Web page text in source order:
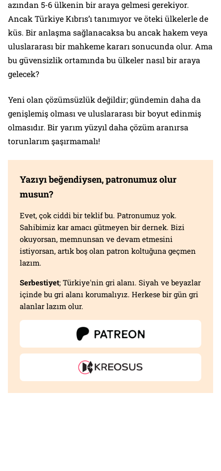
azından 5-6 ülkenin bir araya gelmesi gerekiyor.
Ancak Türkiye Kıbrıs’ı tanımıyor ve öteki ülkelerle de
küs. Bir anlaşma sağlanacaksa bu ancak hakem veya
uluslararası bir mahkeme kararı sonucunda olur. Ama
bu güvensizlik ortamında bu ülkeler nasıl bir araya
gelecek?
Yeni olan çözümsüzlük değildir; gündemin daha da
genişlemiş olması ve uluslararası bir boyut edinmiş
olmasıdır. Bir yarım yüzyıl daha çözüm aranırsa
torunlarım şaşırmamalı!
Yazıyı beğendiysen, patronumuz olur
musun?
Evet, çok ciddi bir teklif bu. Patronumuz yok.
Sahibimiz kar amacı gütmeyen bir dernek. Bizi
okuyorsan, memnunsan ve devam etmesini
istiyorsan, artık boş olan patron koltuğuna geçmen
lazım.
Serbestiyet; Türkiye'nin gri alanı. Siyah ve beyazlar
içinde bu gri alanı korumalıyız. Herkese bir gün gri
alanlar lazım olur.